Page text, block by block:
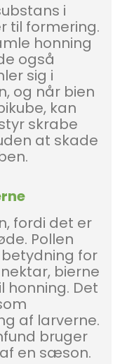
i
til formering.
honning
også
sig i
og når bien
kan
skrabe
at skade
fordi det er
Pollen
for
bierne
honning. Det
af larverne.
bruger
en sæson.